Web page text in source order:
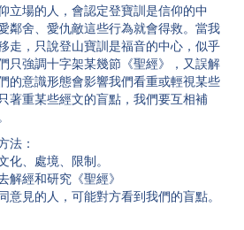
立場的人，會認定登寶訓是信仰的中
鄰舍、愛仇敵這些行為就會得救。當我
走，只說登山寶訓是福音的中心，似乎
只強調十字架某幾節《聖經》，又誤解
的意識形態會影響我們看重或輕視某些
著重某些經文的盲點，我們要互相補
法：
化、處境、限制。
解經和研究《聖經》
意見的人，可能對方看到我們的盲點。